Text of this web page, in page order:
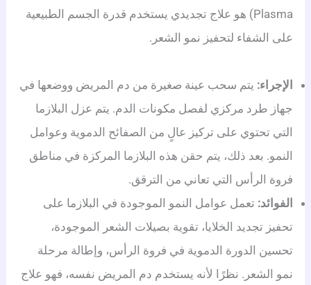
Plasma) هو علاج تجديدي يستخدم قدرة الجسم الطبيعية
على الشفاء لتحفيز نمو الشعر.
الإجراء: يتم سحب عينة صغيرة من دم المريض ووضعها في
جهاز طرد مركزي لفصل مكونات الدم. يتم عزل البلازما
التي تحتوي على تركيز عالٍ من الصفائح الدموية وعوامل
النمو. بعد ذلك، يتم حقن هذه البلازما المركزة في مناطق
فروة الرأس التي تعاني من الترقق.
الفوائد:تعمل عوامل النمو الموجودة في البلازما على
تحفيز تجديد الخلايا، تقوية بصيلات الشعر الموجودة،
تحسين الدورة الدموية في فروة الرأس، وإطالة مرحلة
نمو الشعر. نظرًا لأنه يستخدم دم المريض نفسه، فهو علاج